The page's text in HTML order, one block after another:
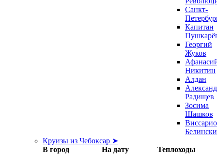
Санкт-
Капитан
Георгий
Жуков
Никитин
Алдан
Радищев
Зосима
Шашков
Круизы из Чебоксар ➤
В город
На дату Теплоходы